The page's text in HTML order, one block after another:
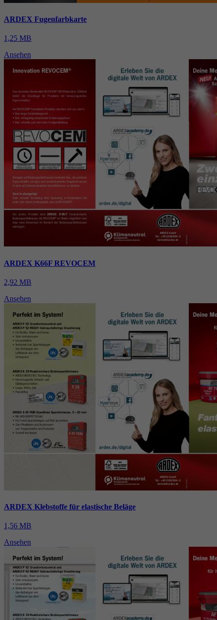
ARDEX Fugenfarbkarte
1,25 MB
Ansehen
ARDEX K66F REVOCEM
2,92 MB
Ansehen
ARDEX Klebstoffe für elastische Beläge
1,56 MB
Ansehen